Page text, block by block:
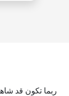
ربما تكون قد